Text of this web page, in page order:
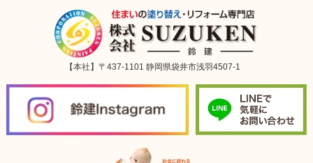
【本社】〒437-1101 静岡県袋井市浅羽4507-1